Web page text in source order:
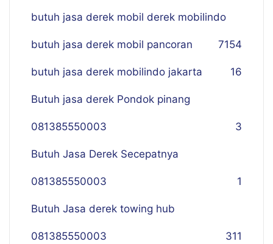
butuh jasa derek mobil derek mobilindo
154
butuh jasa derek mobil pancoran 7
butuh jasa derek mobilindo jakarta 16
Butuh jasa derek Pondok pinang
081385550003 3
Butuh Jasa Derek Secepatnya
081385550003 1
Butuh Jasa derek towing hub
081385550003 311